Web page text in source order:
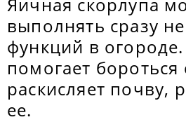
выполнять сразу
функций в
помогает
раскисляет почву,
ее.